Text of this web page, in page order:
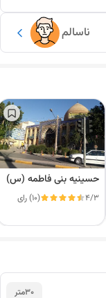
ناسالم
حسینیه بنی فاطمه (س)
4/3 (10) رای
30متر